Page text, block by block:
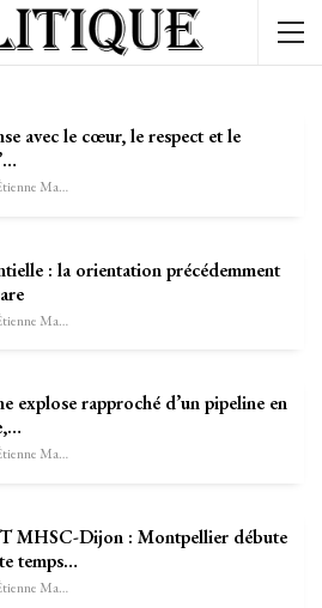
avec le cœur, le respect et le
Sébastien-Étienne Marechal
: la orientation précédemment
Sébastien-Étienne Marechal
explose rapproché d’un pipeline en
Sébastien-Étienne Marechal
MHSC-Dijon : Montpellier débute
temps…
Sébastien-Étienne Marechal